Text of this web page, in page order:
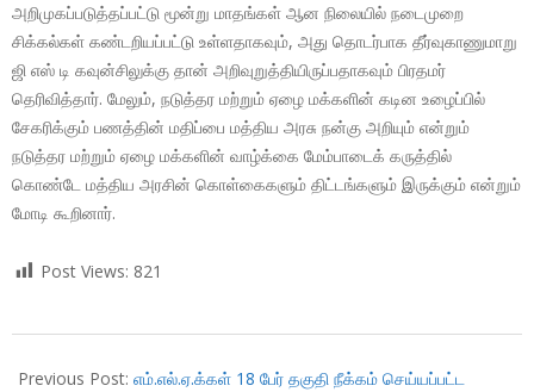
அறிமுகப்படுத்தப்பட்டு மூன்று மாதங்கள் ஆன நிலையில் நடைமுறை
சிக்கல்கள் கண்டறியப்பட்டு உள்ளதாகவும், அது தொடர்பாக தீர்வுகாணுமாறு
ஜி எஸ் டி கவுன்சிலுக்கு தான் அறிவுறுத்தியிருப்பதாகவும் பிரதமர்
தெரிவித்தார். மேலும், நடுத்தர மற்றும் ஏழை மக்களின் கடின உழைப்பில்
சேகரிக்கும் பணத்தின் மதிப்பை மத்திய அரசு நன்கு அறியும் என்றும்
நடுத்தர மற்றும் ஏழை மக்களின் வாழ்க்கை மேம்பாடைக் கருத்தில்
கொண்டே மத்திய அரசின் கொள்கைகளும் திட்டங்களும் இருக்கும் என்றும்
மோடி கூறினார்.
Post Views: 821
10-
Previous Post: எம்.எல்.ஏ.க்கள் 18 பேர் தகுதி நீக்கம் செய்யப்பட்ட